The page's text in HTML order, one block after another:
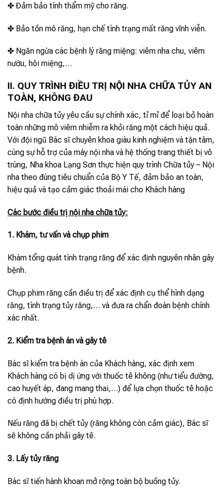
✤ Đảm bảo tính thẩm mỹ cho răng.
✤ Bảo tồn mô răng, hạn chế tình trạng mất răng vĩnh viễn.
✤ Ngăn ngừa các bệnh lý răng miệng: viêm nha chu, viêm
nướu, hôi miệng,…
II. QUY TRÌNH ĐIỀU TRỊ NỘI NHA CHỮA TỦY AN
TOÀN, KHÔNG ĐAU
Nội nha chữa tủy yêu cầu sự chính xác, tỉ mỉ để loại bỏ hoàn
toàn những mô viêm nhiễm ra khỏi răng một cách hiệu quả.
Với đội ngũ Bác sĩ chuyên khoa giàu kinh nghiệm và tận tâm,
cùng sự hỗ trợ của máy nội nha và hệ thống trang thiết bị vô
trùng, Nha khoa Lạng Sơn thực hiện quy trình Chữa tủy – Nội
nha theo đúng tiêu chuẩn của Bộ Y Tế, đảm bảo an toàn,
hiệu quả và tạo cảm giác thoải mái cho Khách hàng
Các bước điều trị nội nha chữa tủy:
1. Khám, tư vấn và chụp phim
Khám tổng quát tình trạng răng để xác định nguyên nhân gây
bệnh.
Chụp phim răng cần điều trị để xác định cụ thể hình dạng
răng, tình trạng tủy răng,… và đưa ra chẩn đoán bệnh chính
xác nhất.
2. Kiểm tra bệnh án và gây tê
Bác sĩ kiểm tra bệnh án của Khách hàng, xác định xem
Khách hàng có bị dị ứng với thuốc tê không (như tiểu đường,
cao huyết áp, đang mang thai,…) để lựa chọn thuốc tê hoặc
có định hướng điều trị phù hợp.
Nếu răng đã bị chết tủy (răng không còn cảm giác), Bác sĩ
sẽ không cần phải gây tê.
3. Lấy tủy răng
Bác sĩ tiến hành khoan mở rộng toàn bộ buồng tủy.